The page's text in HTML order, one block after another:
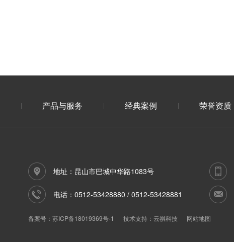
产品与服务 经典案例 荣誉资质
地址：昆山市巴城中华路1083号
电话：0512-53428880 / 0512-53428881
备案号： 苏ICP备18019369号-1 技术支持： 云祺科技 网站地图